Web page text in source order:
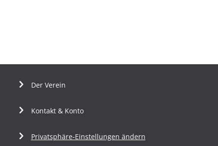
Der Verein
Kontakt & Konto
Privatsphäre-Einstellungen ändern